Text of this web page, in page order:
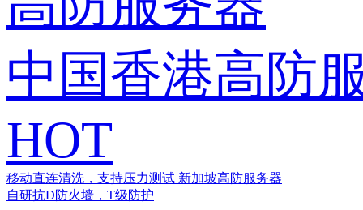
中国香港高防
HOT
移动直连清洗，支持压力测试 新加坡高防服务器
自研抗D防火墙，T级防护